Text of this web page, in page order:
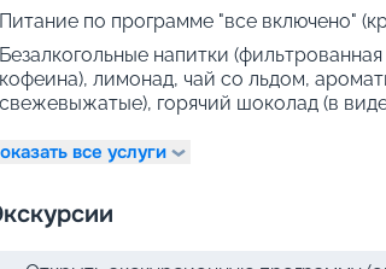
Питание по программе "все включено"
Безалкогольные напитки
кофеина), лимонад, чай со льдом,
свежевыжатые), горячий шоколад (в
все услуги